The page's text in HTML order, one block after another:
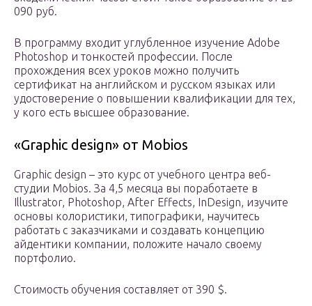
090 руб.
В программу входит углубленное изучение Adobe
Photoshop и тонкостей профессии. После
прохождения всех уроков можно получить
сертификат на английском и русском языках или
удостоверение о повышении квалификации для тех,
у кого есть высшее образование.
«Graphic design» от Mobios
Graphic design – это курс от учебного центра веб-
студии Mobios. За 4,5 месяца вы поработаете в
Illustrator, Photoshop, After Effects, InDesign, изучите
основы колористики, типографики, научитесь
работать с заказчиками и создавать концепцию
айдентики компании, положите начало своему
портфолио.
Стоимость обучения составляет от 390 $.